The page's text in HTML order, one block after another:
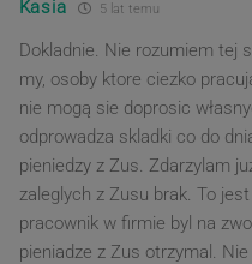
Kasia 5 lat temu
Dokladnie. Nie rozumiem tej
my, osoby ktore ciezko
nie mogą sie doprosic
odprowadza skladki co do
pieniedzy z Zus. Zdarzylam
zaleglych z Zusu brak. To
pracownik w firmie byl na
pieniadze z Zus otrzymal.